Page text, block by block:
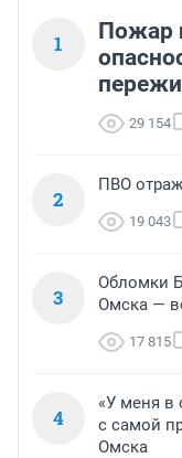
1
Пожар
29 154
2
ПВО
19 043
3
Обломки
Омска —
17 815
4
«У меня в
с самой
Омска